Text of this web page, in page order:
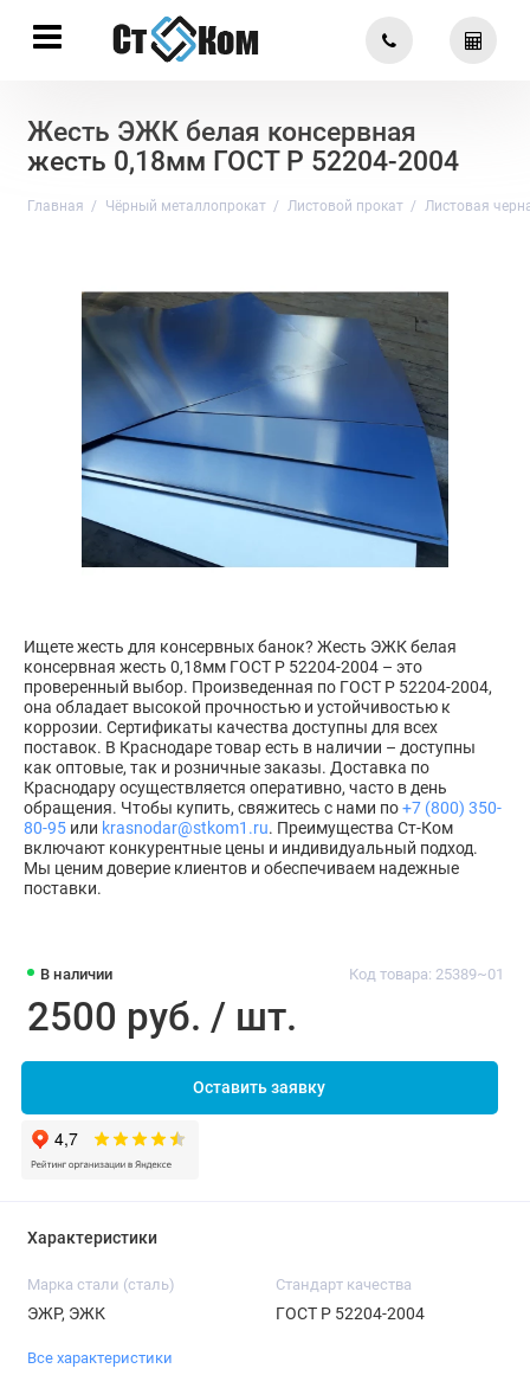
Жесть ЭЖК белая консервная
жесть 0,18мм ГОСТ Р 52204-2004
Главная Чёрный металлопрокат Листовой прокат Листовая
В наличии Код товара: 25389~01
2500 руб. / шт.
Оставить заявку
Ищете жесть для консервных банок? Жесть ЭЖК белая
консервная жесть 0,18мм ГОСТ Р 52204-2004 – это
проверенный выбор. Произведенная по ГОСТ Р 52204-2004,
она обладает высокой прочностью и устойчивостью к
коррозии. Сертификаты качества доступны для всех
поставок. В Краснодаре товар есть в наличии – доступны
как оптовые, так и розничные заказы. Доставка по
Краснодару осуществляется оперативно, часто в день
обращения. Чтобы купить, свяжитесь с нами по+7 (800) 350-
80-95 или krasnodar@stkom1.ru. Преимущества Ст-Ком
включают конкурентные цены и индивидуальный подход.
Мы ценим доверие клиентов и обеспечиваем надежные
поставки.
Характеристики
Марка стали (сталь)
ЭЖР, ЭЖК
Стандарт качества
ГОСТ Р 52204-2004
Все характеристики